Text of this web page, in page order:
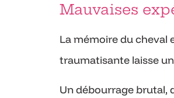
Mauvaises
La mémoire du cheval
traumatisante laisse
Un débourrage brutal,